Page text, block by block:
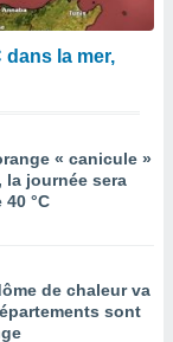
dans la mer,
« canicule »
la journée sera
°C
de chaleur va
sont